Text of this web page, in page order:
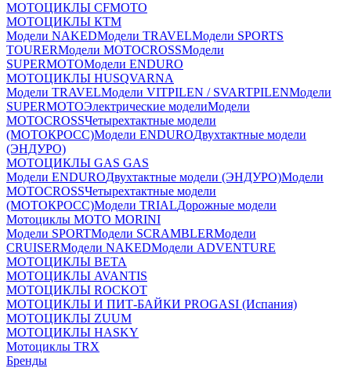
МОТОЦИКЛЫ CFMOTO
МОТОЦИКЛЫ КТМ
Модели NAKEDМодели TRAVELМодели SPORTS
TOURERМодели MOTOCROSSМодели
SUPERMOTOМодели ENDURO
МОТОЦИКЛЫ HUSQVARNA
Модели TRAVELМодели VITPILEN / SVARTPILENМодели
SUPERMOTOЭлектрические моделиМодели
MOTOCROSSЧетырехтактные модели
(МОТОКРОСС)Модели ENDUROДвухтактные модели
(ЭНДУРО)
МОТОЦИКЛЫ GAS GAS
Модели ENDUROДвухтактные модели (ЭНДУРО)Модели
MOTOCROSSЧетырехтактные модели
(МОТОКРОСС)Модели TRIALДорожные модели
Мотоциклы MOTO MORINI
Модели SPORTМодели SCRAMBLERМодели
CRUISERМодели NAKEDМодели ADVENTURE
МОТОЦИКЛЫ BETA
МОТОЦИКЛЫ AVANTIS
МОТОЦИКЛЫ ROCKOT
МОТОЦИКЛЫ И ПИТ-БАЙКИ PROGASI (Испания)
МОТОЦИКЛЫ ZUUM
МОТОЦИКЛЫ HASKY
Мотоциклы TRX
Бренды